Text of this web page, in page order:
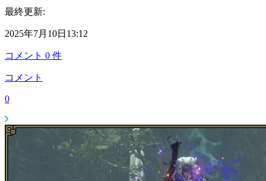
最終更新:
2025年7月10日13:12
コメント 0 件
コメント
0